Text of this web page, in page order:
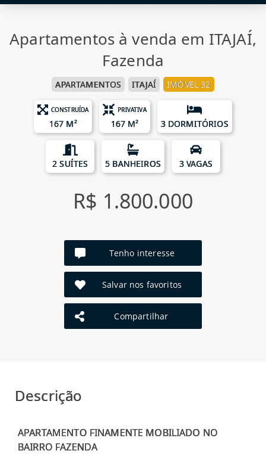
Apartamentos à venda em ITAJAÍ,
Fazenda
APARTAMENTOS ITAJAÍ IMÓVEL 32
CONSTRUÍDA
167 M²
PRIVATIVA
167 M² 3 DORMITÓRIOS
2 SUÍTES 5 BANHEIROS 3 VAGAS
R$ 1.800.000
Tenho interesse
Salvar nos favoritos
Compartilhar
Descrição
APARTAMENTO FINAMENTE MOBILIADO NO
BAIRRO FAZENDA